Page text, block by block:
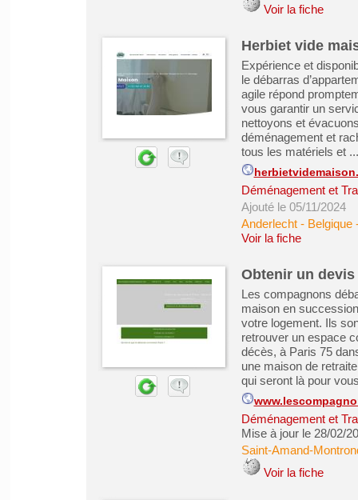
Voir la fiche
Herbiet vide
Expérience et
le débarras
agile répond
vous garantir un
nettoyons et
déménagement et
tous les matériels et ...
Déménagement et
Ajouté le 05/11/2024
Anderlecht - Belgique
Voir la fiche
Obtenir un
Les compagnons
maison en
votre logement. Ils
retrouver un espace
décès, à Paris 75
une maison de
qui seront là pour
Déménagement et
Mise à jour le 28/02/
Saint-Amand-
Voir la fiche